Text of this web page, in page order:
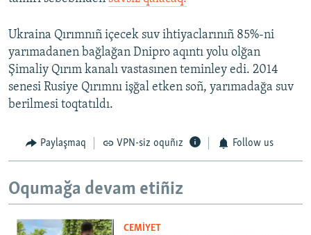
Ukraina Qırımnıñ içecek suv ihtiyaclarınıñ 85%-ni
yarımadanen bağlağan Dnipro aqıntı yolu olğan
Şimaliy Qırım kanalı vastasınen teminley edi. 2014
senesi Rusiye Qırımnı işğal etken soñ, yarımadağa suv
berilmesi toqtatıldı.
Paylaşmaq VPN-siz oquñız Follow us
Oqumağa devam etiñiz
CEMİYET